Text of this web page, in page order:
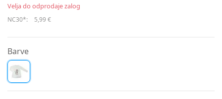
Velja do odprodaje zalog
NC30*: 5,99 €
Barve